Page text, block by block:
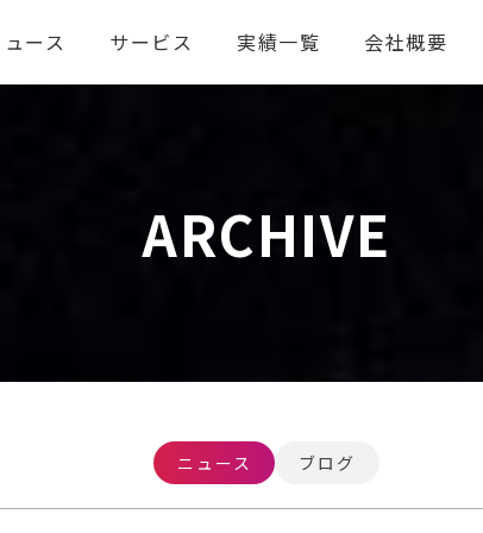
ース サービス 実績一覧 会社概要
ARCHIVE
ニュース ブログ